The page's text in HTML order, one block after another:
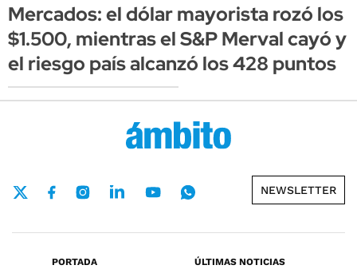
Mercados: el dólar mayorista rozó los
$1.500, mientras el S&P Merval cayó y
el riesgo país alcanzó los 428 puntos
NEWSLETTER
PORTADA
ÚLTIMAS NOTICIAS